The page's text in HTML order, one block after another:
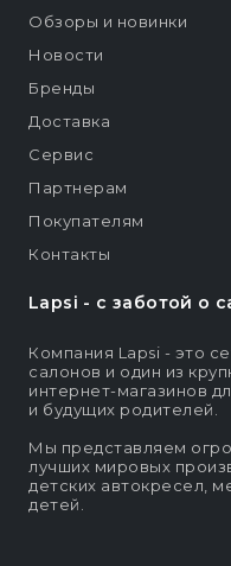
Lapsi - c заботой о
Компания Lapsi - это
салонов и один из
интернет-магазинов
и будущих родителей.
Мы представляем
лучших мировых
детских автокресел,
детей.
Обзоры и новинки
Новости
Бренды
Доставка
Сервис
Партнерам
Покупателям
Контакты